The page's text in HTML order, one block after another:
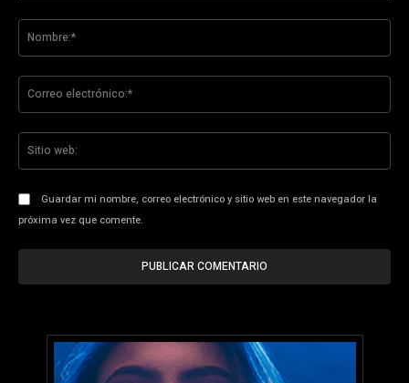
Guardar mi nombre, correo electrónico y sitio web en este navegador la
próxima vez que comente.